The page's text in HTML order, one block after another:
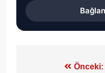
Önceki: